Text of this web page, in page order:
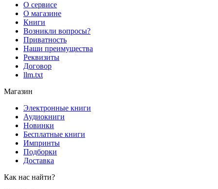
О сервисе
О магазине
Книги
Возникли вопросы?
Приватность
Наши преимущества
Реквизиты
Договор
llm.txt
Магазин
Электронные книги
Аудиокниги
Новинки
Бесплатные книги
Импринты
Подборки
Доставка
Как нас найти?